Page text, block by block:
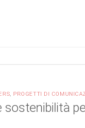
, PROGETTI DI